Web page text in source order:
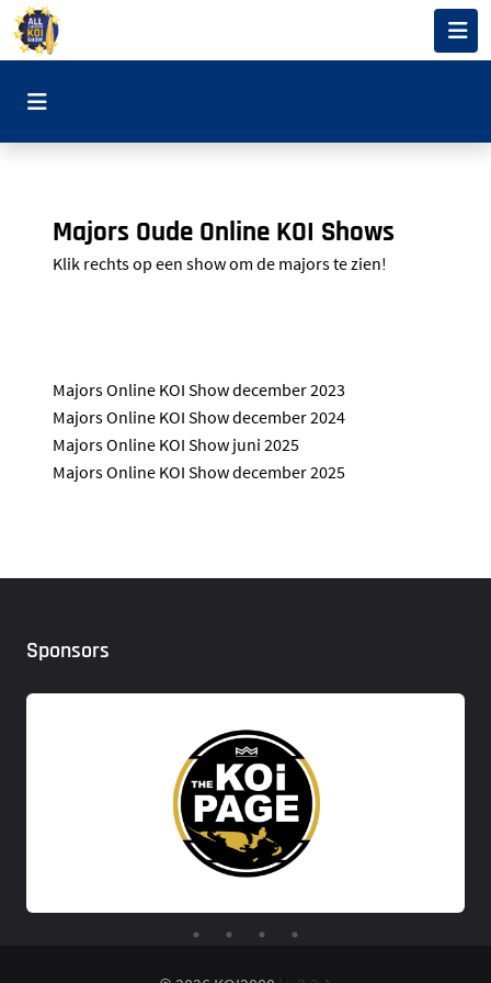
Majors Oude Online KOI Shows
Klik rechts op een show om de majors te zien!
Majors Online KOI Show december 2023
Majors Online KOI Show december 2024
Majors Online KOI Show juni 2025
Majors Online KOI Show december 2025
Sponsors